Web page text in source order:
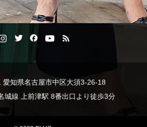
愛知県名古屋市中区大須3-26-18
城線 上前津駅 8番出口より徒歩3分